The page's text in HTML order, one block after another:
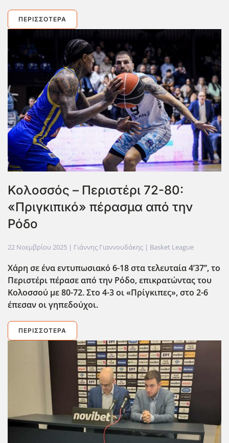
ΠΕΡΙΣΣΌΤΕΡΑ
Κολοσσός – Περιστέρι 72-80:
«Πριγκιπικό» πέρασμα από την
Ρόδο
22 Νοεμβρίου 2025 | Γιάννης Γιαννουδάκης | Basket League
Χάρη σε ένα εντυπωσιακό 6-18 στα τελευταία 4’37’’, το
Περιστέρι πέρασε από την Ρόδο, επικρατώντας του
Κολοσσού με 80-72. Στο 4-3 οι «Πρίγκιπες», στο 2-6
έπεσαν οι γηπεδούχοι.
ΠΕΡΙΣΣΌΤΕΡΑ